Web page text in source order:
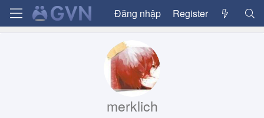
Đăng nhập Register
merklich